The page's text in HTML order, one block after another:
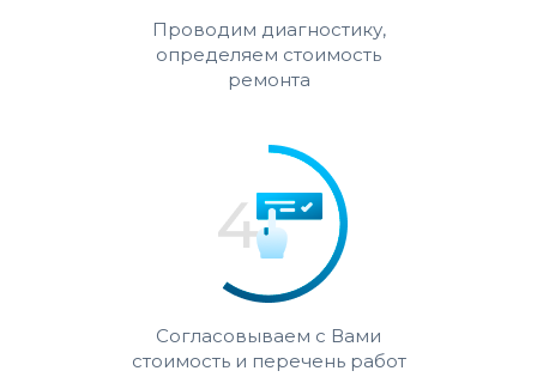
Проводим диагностику,
определяем стоимость
ремонта
Согласовываем с Вами
стоимость и перечень работ